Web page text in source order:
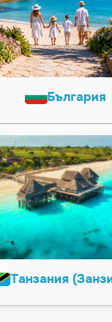
България
Танзания